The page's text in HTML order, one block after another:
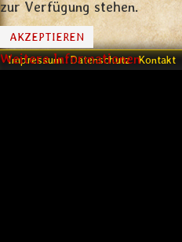
Impressum Datenschutz Kontakt
zur Verfügung stehen.
AKZEPTIEREN
Weitere Informationen